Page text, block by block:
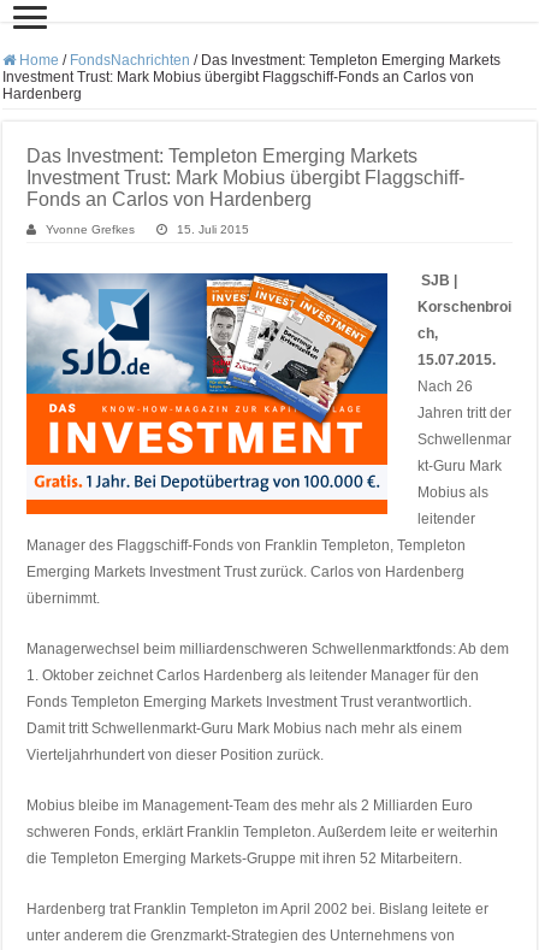
Home / FondsNachrichten / Das Investment: Templeton Emerging Markets
Investment Trust: Mark Mobius übergibt Flaggschiff-Fonds an Carlos von
Hardenberg
Das Investment: Templeton Emerging Markets
Investment Trust: Mark Mobius übergibt Flaggschiff-
Fonds an Carlos von Hardenberg
Yvonne Grefkes 15. Juli 2015
SJB |
Korschenbroi
ch,
15.07.2015.
Nach 26
Jahren tritt der
Schwellenmar
kt-Guru Mark
Mobius als
leitender
Manager des Flaggschiff-Fonds von Franklin Templeton, Templeton
Emerging Markets Investment Trust zurück. Carlos von Hardenberg
übernimmt.
Managerwechsel beim milliardenschweren Schwellenmarktfonds: Ab dem
1. Oktober zeichnet Carlos Hardenberg als leitender Manager für den
Fonds Templeton Emerging Markets Investment Trust verantwortlich.
Damit tritt Schwellenmarkt-Guru Mark Mobius nach mehr als einem
Vierteljahrhundert von dieser Position zurück.
Mobius bleibe im Management-Team des mehr als 2 Milliarden Euro
schweren Fonds, erklärt Franklin Templeton. Außerdem leite er weiterhin
die Templeton Emerging Markets-Gruppe mit ihren 52 Mitarbeitern.
Hardenberg trat Franklin Templeton im April 2002 bei. Bislang leitete er
unter anderem die Grenzmarkt-Strategien des Unternehmens von